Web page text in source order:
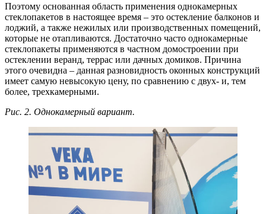
Поэтому основанная область применения однокамерных
стеклопакетов в настоящее время – это остекление балконов и
лоджий, а также нежилых или производственных помещений,
которые не отапливаются. Достаточно часто однокамерные
стеклопакеты применяются в частном домостроении при
остеклении веранд, террас или дачных домиков. Причина
этого очевидна – данная разновидность оконных конструкций
имеет самую невысокую цену, по сравнению с двух- и, тем
более, трехкамерными.
Рис. 2. Однокамерный вариант.